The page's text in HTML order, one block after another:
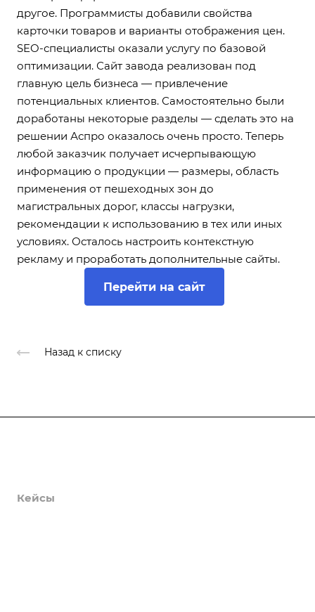
другое. Программисты добавили свойства
карточки товаров и варианты отображения цен.
SEO-специалисты оказали услугу по базовой
оптимизации. Сайт завода реализован под
главную цель бизнеса — привлечение
потенциальных клиентов. Самостоятельно были
доработаны некоторые разделы — сделать это на
решении Аспро оказалось очень просто. Теперь
любой заказчик получает исчерпывающую
информацию о продукции — размеры, область
применения от пешеходных зон до
магистральных дорог, классы нагрузки,
рекомендации к использованию в тех или иных
условиях. Осталось настроить контекстную
рекламу и проработать дополнительные сайты.
Перейти на сайт
Назад к списку
Кейсы